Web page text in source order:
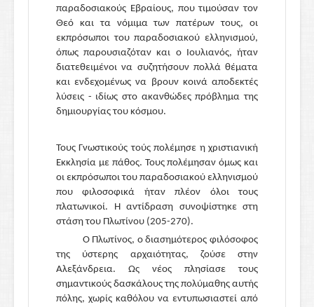
παραδοσιακούς Εβραίους, που τιμούσαν τον
Θεό και τα νόμιμα των πατέρων τους, οι
εκπρόσωποι του παραδοσιακού ελληνισμού,
όπως παρουσιαζόταν και ο Ιουλιανός, ήταν
διατεθειμένοι να συζητήσουν πολλά θέματα
και ενδεχομένως να βρουν κοινά αποδεκτές
λύσεις - ιδίως στο ακανθώδες πρόβλημα της
δημιουργίας του κόσμου.
Τους Γνωστικούς τούς πολέμησε η χριστιανική
Εκκλησία με πάθος. Τους πολέμησαν όμως και
οι εκπρόσωποι του παραδοσιακού ελληνισμού
που φιλοσοφικά ήταν πλέον όλοι τους
πλατωνικοί. Η αντίδραση συνοψίστηκε στη
στάση του Πλωτίνου (205-270).
Ο Πλωτίνος, ο διασημότερος φιλόσοφος
της ύστερης αρχαιότητας, ζούσε στην
Αλεξάνδρεια. Ως νέος πλησίασε τους
σημαντικούς δασκάλους της πολύμαθης αυτής
πόλης, χωρίς καθόλου να εντυπωσιαστεί από